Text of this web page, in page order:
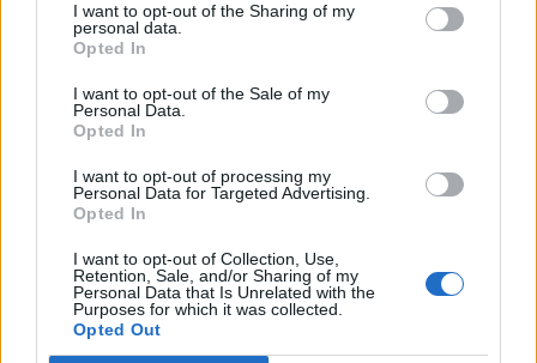
I want to opt-out of the Sharing of my
personal data.
Opted In
I want to opt-out of the Sale of my
Personal Data.
Opted In
I want to opt-out of processing my
Personal Data for Targeted Advertising.
Opted In
I want to opt-out of Collection, Use,
Retention, Sale, and/or Sharing of my
Personal Data that Is Unrelated with the
Purposes for which it was collected.
Opted Out
¿Cuántos días he vivido?
¿Quién cumple años hoy?
Calculadora de Calorías
Calculadora de índice de masa corporal
Todas las calculadoras
Únete al canal de WhatsApp
Días Más Buscados